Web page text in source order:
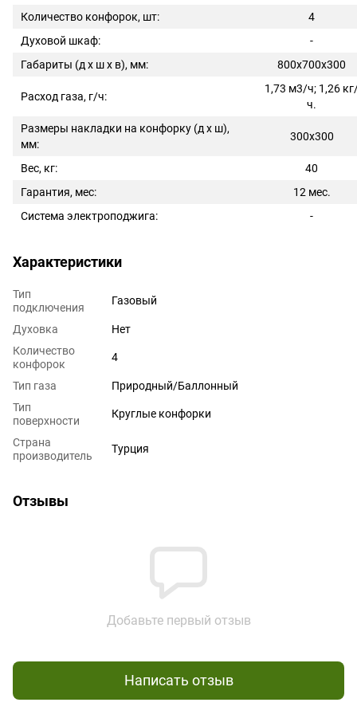
Количество конфорок, шт:
4
Духовой шкаф:
-
Габариты (д х ш х в), мм:
800х700х300
Расход газа, г/ч:
1,73 м3/ч; 1,26
ч.
Размеры накладки на конфорку (д х ш),
мм:
300х300
Вес, кг:
40
Гарантия, мес:
12 мес.
Система электроподжига:
-
Характеристики
Тип
подключения
Газовый
Духовка
Нет
Количество
конфорок
4
Тип газа
Природный/Баллонный
Тип
поверхности
Круглые конфорки
Страна
производитель
Турция
Отзывы
Добавьте первый отзыв
Написать отзыв